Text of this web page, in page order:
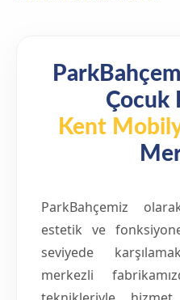
Çocuk
Kent
ParkBahçemiz
estetik ve
seviyede
merkezli